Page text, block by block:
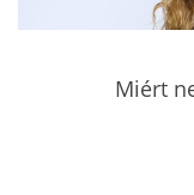
Miért